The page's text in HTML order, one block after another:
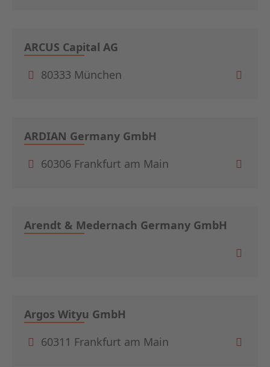
ARCUS Capital AG
80333 München
ARDIAN Germany GmbH
60306 Frankfurt am Main
Arendt & Medernach Germany GmbH
Argos Wityu GmbH
60311 Frankfurt am Main